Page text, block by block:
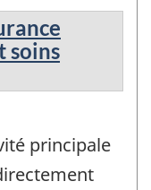
soins
principale